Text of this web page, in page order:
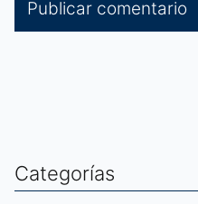
Categorías